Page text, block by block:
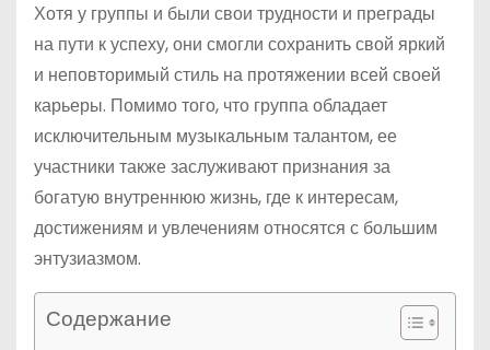
Хотя у группы и были свои трудности и преграды
на пути к успеху, они смогли сохранить свой яркий
и неповторимый стиль на протяжении всей своей
карьеры. Помимо того, что группа обладает
исключительным музыкальным талантом, ее
участники также заслуживают признания за
богатую внутреннюю жизнь, где к интересам,
достижениям и увлечениям относятся с большим
энтузиазмом.
Содержание